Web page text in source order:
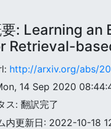
要: Learning
Retrieval-
http://arxiv.org/abs/
14 Sep 2020
ス: 翻訳完了
内更新日: 2022-10-18